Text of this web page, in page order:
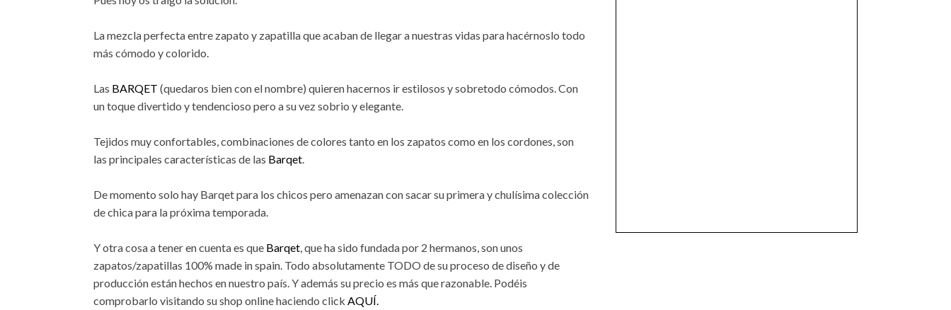
La mezcla perfecta entre zapato y zapatilla que acaban de llegar a nuestras vidas para hacérnoslo todo
más cómodo y colorido.
Las BARQET (quedaros bien con el nombre) quieren hacernos ir estilosos y sobretodo cómodos. Con
un toque divertido y tendencioso pero a su vez sobrio y elegante.
Tejidos muy confortables, combinaciones de colores tanto en los zapatos como en los cordones, son
las principales características de las Barqet
De momento solo hay Barqet para los chicos pero amenazan con sacar su primera y chulísima colección
de chica para la próxima temporada.
Y otra cosa a tener en cuenta es que Barqet , que ha sido fundada por 2 hermanos, son unos
zapatos/zapatillas 100% made in spain. Todo absolutamente TODO de su proceso de diseño y de
producción están hechos en nuestro país. Y además su precio es más que razonable. Podéis
comprobarlo visitando su shop online haciendo click AQUÍ.